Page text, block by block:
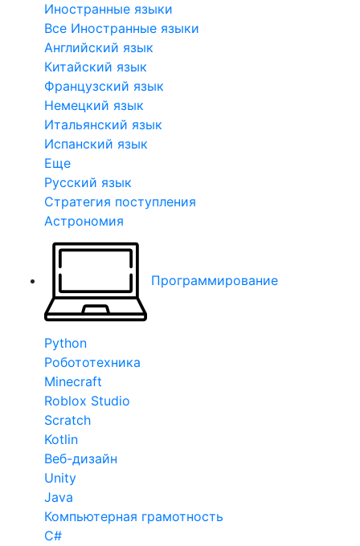
Иностранные языки
Все Иностранные языки
Английский язык
Китайский язык
Французский язык
Немецкий язык
Итальянский язык
Испанский язык
Еще
Русский язык
Стратегия поступления
Астрономия
Программирование
Python
Робототехника
Minecraft
Roblox Studio
Scratch
Kotlin
Веб-дизайн
Unity
Java
Компьютерная грамотность
C#